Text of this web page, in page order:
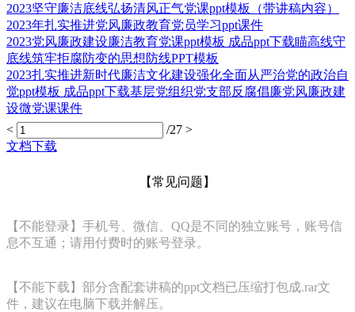
2023坚守廉洁底线弘扬清风正气党课ppt模板（带讲稿内容）
2023年扎实推进党风廉政教育党员学习ppt课件
2023党风廉政建设廉洁教育党课ppt模板 成品ppt下载瞄高线守
底线筑牢拒腐防变的思想防线PPT模板
2023扎实推进新时代廉洁文化建设强化全面从严治党的政治自
觉ppt模板 成品ppt下载基层党组织党支部反腐倡廉党风廉政建
设微党课课件
<
/27 >
文档下载
【常见问题】
【不能登录】手机号、微信、QQ是不同的独立账号，账号信
息不互通；请用付费时的账号登录。
【不能下载】部分含配套讲稿的ppt文档已压缩打包成.rar文
件，建议在电脑下载并解压。